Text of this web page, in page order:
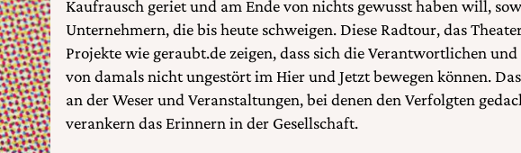
Kaufrausch geriet und am Ende von nichts gewusst haben will,
Unternehmern, die bis heute schweigen. Diese Radtour, das
Projekte wie geraubt.de zeigen, dass sich die Verantwortlichen
von damals nicht ungestört im Hier und Jetzt bewegen können.
an der Weser und Veranstaltungen, bei denen den Verfolgten
verankern das Erinnern in der Gesellschaft.